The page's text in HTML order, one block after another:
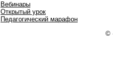
Вебинары
Открытый урок
Педагогический марафон
©